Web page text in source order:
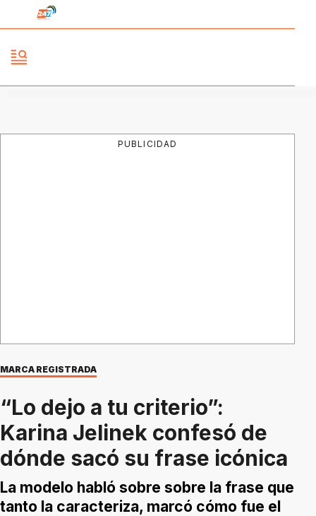
PUBLICIDAD
MARCA REGISTRADA
“Lo dejo a tu criterio”:
Karina Jelinek confesó de
dónde sacó su frase icónica
La modelo habló sobre sobre la frase que
tanto la caracteriza, marcó cómo fue el